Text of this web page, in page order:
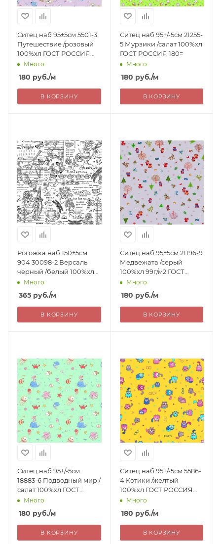
Ситец наб 95±5см 5501-3
Путешествие /розовый
100%хл ГОСТ РОССИЯ
180=Много
180 руб./м
В КОРЗИНУ
Ситец наб 95+/-5см 21255-
5 Мурзики /салат 100%хл
ГОСТ РОССИЯ 180=
Много
180 руб./м
В КОРЗИНУ
Рогожка наб 150±5см
904 30098-2 Версаль
черный /белый 100%хл
176г/м2 РОССИЯ 365=
Много
365 руб./м
В КОРЗИНУ
Ситец наб 95±5см 21196-9
Медвежата /серый
100%хл 99г/м2 ГОСТ
РОССИЯ 180=
Много
180 руб./м
В КОРЗИНУ
Ситец наб 95+/-5см
18883-6 Подводный мир /
салат 100%хл ГОСТ
РОССИЯ 180=
Много
180 руб./м
В КОРЗИНУ
Ситец наб 95+/-5см 5586-
4 Котики /желтый
100%хл ГОСТ РОССИЯ
180=Много
180 руб./м
В КОРЗИНУ